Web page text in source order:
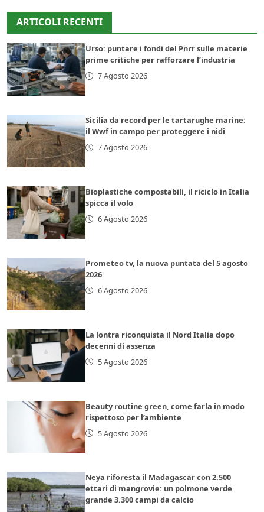
ARTICOLI RECENTI
Urso: puntare i fondi del Pnrr sulle materie
prime critiche per rafforzare l’industria
7 Agosto 2026
Sicilia da record per le tartarughe marine:
il Wwf in campo per proteggere i nidi
7 Agosto 2026
Bioplastiche compostabili, il riciclo in Italia
spicca il volo
6 Agosto 2026
Prometeo tv, la nuova puntata del 5 agosto
2026
6 Agosto 2026
La lontra riconquista il Nord Italia dopo
decenni di assenza
5 Agosto 2026
Beauty routine green, come farla in modo
rispettoso per l’ambiente
5 Agosto 2026
Neya riforesta il Madagascar con 2.500
ettari di mangrovie: un polmone verde
grande 3.300 campi da calcio